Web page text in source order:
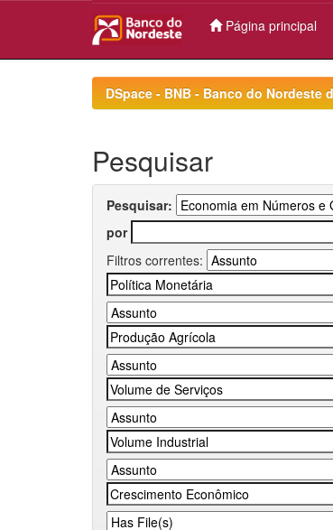
Página principal
DSpace - BNB - Banco do Nordeste
Pesquisar
Pesquisar:
por
Filtros correntes: